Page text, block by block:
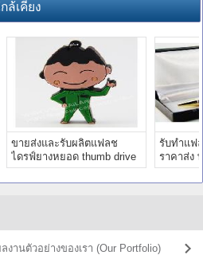
ล้เคียง
ขายส่งและรับผลิตแฟลช
ไดรฟ์ยางหยอด thumb drive
รูปมาสคอต ราคาถูก
รับทำแฟ
ราคาส่ง
โลโก้ สว
งานตัวอย่างของเรา (Our Portfolio)